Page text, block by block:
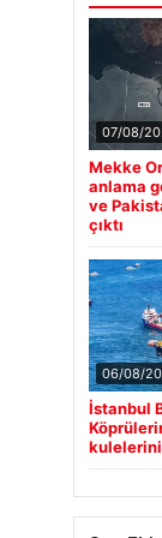
07/08/
Mekke
anlama
ve
çıktı
06/08/
İstanbul
kulelerini